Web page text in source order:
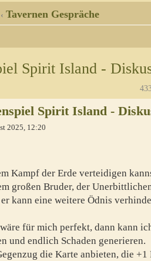
‹ Tavernen Gespräche
Spirit Island -
Spirit Island -
2025, 12:20
Kampf der Erde verteidigen
großen Bruder, der
kann eine weitere Ödnis
für mich perfekt, dann kann
und endlich Schaden generieren.
die Karte anbieten, die